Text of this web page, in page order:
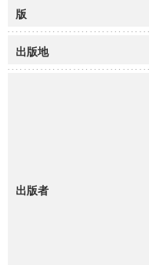
版
出版地
出版者